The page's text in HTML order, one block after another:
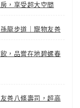
，享受超大空間
龍步道｜寵物友善
，品嘗在地碧螺春
善八條壽司，超高